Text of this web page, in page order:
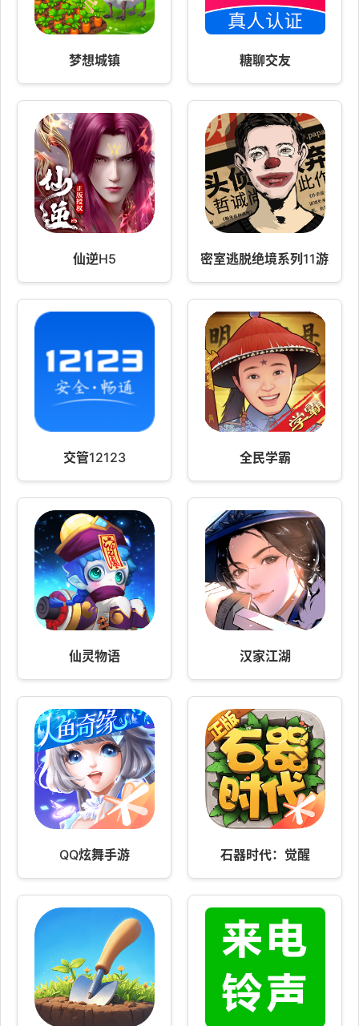
梦想城镇 糖聊交友
仙逆H5 密室逃脱绝境系列11游乐园
交管12123 全民学霸
仙灵物语 汉家江湖
QQ炫舞手游 石器时代：觉醒